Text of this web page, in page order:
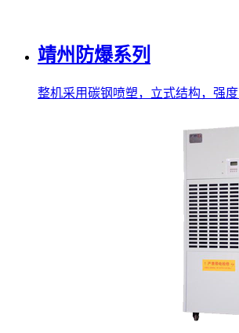
靖州防爆系列
整机采用碳钢喷塑，立式结构，强